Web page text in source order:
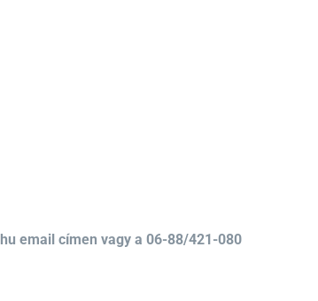
email címen vagy a 06-88/421-080